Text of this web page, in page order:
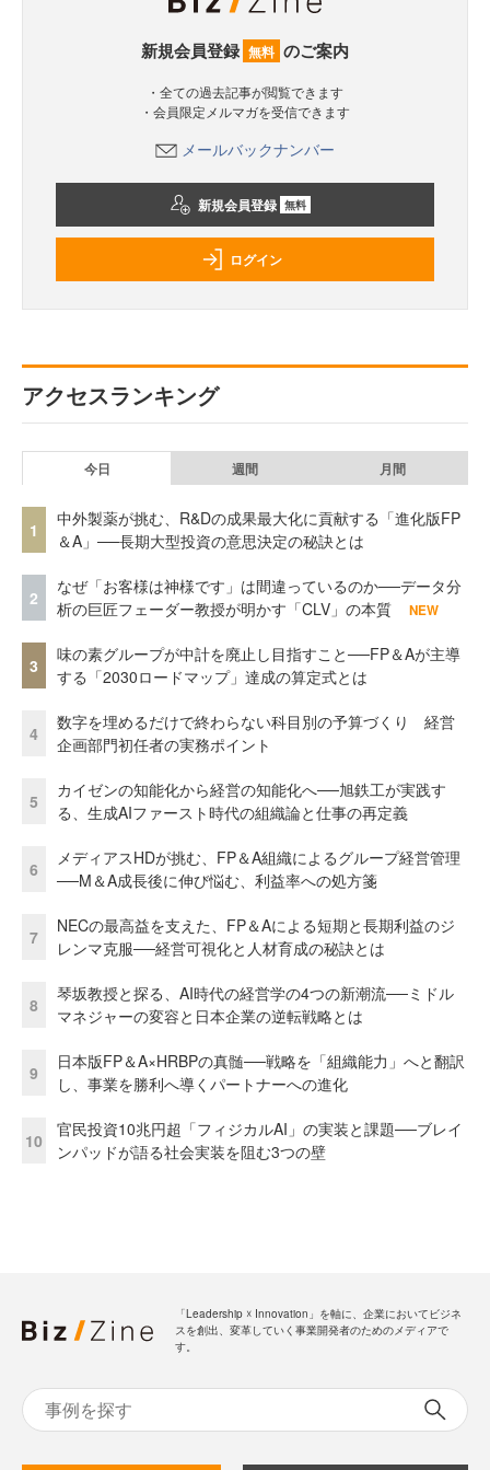
新規会員登録 無料 のご案内
・全ての過去記事が閲覧できます
・会員限定メルマガを受信できます
メールバックナンバー
新規会員登録 無料
ログイン
アクセスランキング
今日 週間 月間
1
中外製薬が挑む、R&Dの成果最大化に貢献する「進化版FP
＆A」──長期大型投資の意思決定の秘訣とは
2
なぜ「お客様は神様です」は間違っているのか──データ分
析の巨匠フェーダー教授が明かす「CLV」の本質
NEW
3
味の素グループが中計を廃止し目指すこと──FP＆Aが主導
する「2030ロードマップ」達成の算定式とは
4
数字を埋めるだけで終わらない科目別の予算づくり 経営
企画部門初任者の実務ポイント
5
カイゼンの知能化から経営の知能化へ──旭鉄工が実践す
る、生成AIファースト時代の組織論と仕事の再定義
6
メディアスHDが挑む、FP＆A組織によるグループ経営管理
──M＆A成長後に伸び悩む、利益率への処方箋
7
NECの最高益を支えた、FP＆Aによる短期と長期利益のジ
レンマ克服──経営可視化と人材育成の秘訣とは
8
琴坂教授と探る、AI時代の経営学の4つの新潮流──ミドル
マネジャーの変容と日本企業の逆転戦略とは
9
日本版FP＆A×HRBPの真髄──戦略を「組織能力」へと翻訳
し、事業を勝利へ導くパートナーへの進化
10
官民投資10兆円超「フィジカルAI」の実装と課題──ブレイ
ンパッドが語る社会実装を阻む3つの壁
「Leadership ☓ Innovation」を軸に、企業においてビジネ
スを創出、変革していく事業開発者のためのメディアで
す。